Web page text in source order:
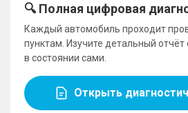
🔍 Полная цифровая
Каждый автомобиль проходит
пунктам. Изучите детальный
в состоянии сами.
Открыть